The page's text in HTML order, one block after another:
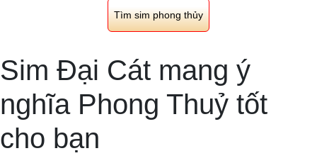
Sim Đại Cát mang ý
nghĩa Phong Thuỷ tốt
cho bạn